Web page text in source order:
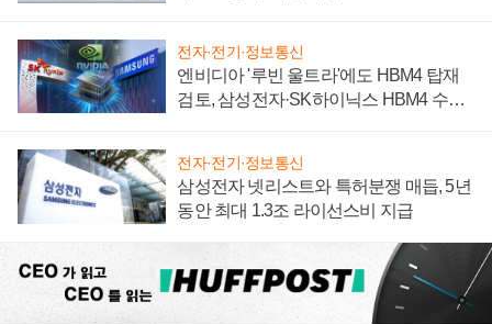
전자·전기·정보통신
엔비디아 '루빈 울트라'에도 HBM4 탑재
검토, 삼성전자·SK하이닉스 HBM4 수율
전자·전기·정보통신
삼성전자 넷리스트와 특허분쟁 매듭, 5년
동안 최대 1.3조 라이선스비 지급